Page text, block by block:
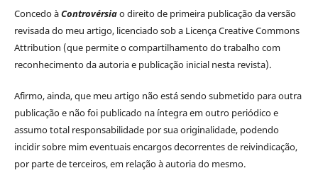
Concedo àControvérsiao direito de primeira publicação da versão
revisada do meu artigo, licenciado sob a Licença Creative Commons
Attribution (que permite o compartilhamento do trabalho com
reconhecimento da autoria e publicação inicial nesta revista).
Afirmo, ainda, que meu artigo não está sendo submetido para outra
publicação e não foi publicado na íntegra em outro periódico e
assumo total responsabilidade por sua originalidade, podendo
incidir sobre mim eventuais encargos decorrentes de reivindicação,
por parte de terceiros, em relação à autoria do mesmo.